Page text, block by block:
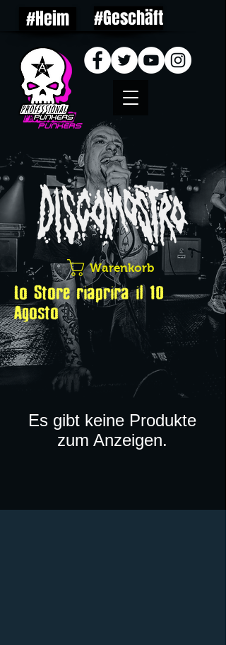
#Heim #Geschäft
Warenkorb
Lo Store riaprira il 10
Agosto
Es gibt keine Produkte
zum Anzeigen.